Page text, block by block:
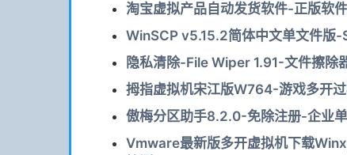
淘宝虚拟产品自动发货软件-正版软
WinSCP v5.15.2简体中文单文件版-
隐私清除-File Wiper 1.91-文件擦除
拇指虚拟机宋江版W764-游戏多开
傲梅分区助手8.2.0-免除注册-企业
Vmware最新版多开虚拟机下载